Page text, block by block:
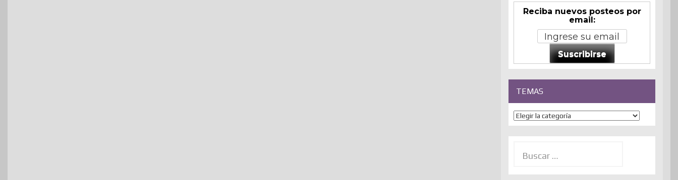
Reciba nuevos posteos por
email:
Suscribirse
TEMAS
Temas